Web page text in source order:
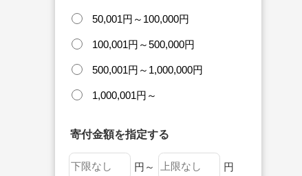
50,001円～100,000円
100,001円～500,000円
500,001円～1,000,000円
1,000,001円～
寄付金額を指定する
円～ 円